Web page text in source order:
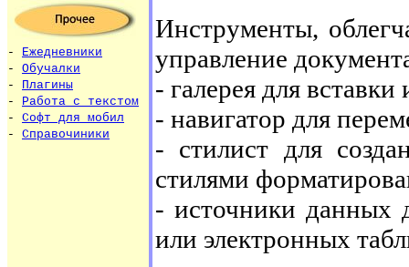
- Ежедневники
- Обучалки
- Плагины
- Работа с текстом
- Софт для мобил
- Справочиники
Инструменты,
управление
- галерея для
- навигатор для
- стилист для
стилями
- источники данных
или электронных